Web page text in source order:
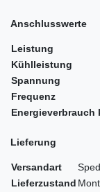
Anschlusswerte
Leistung
Kühlleistung
Spannung
Frequenz
Energieverbrauch
Lieferung
Versandart
Lieferzustand